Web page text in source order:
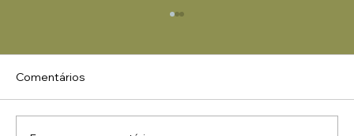
Comentários